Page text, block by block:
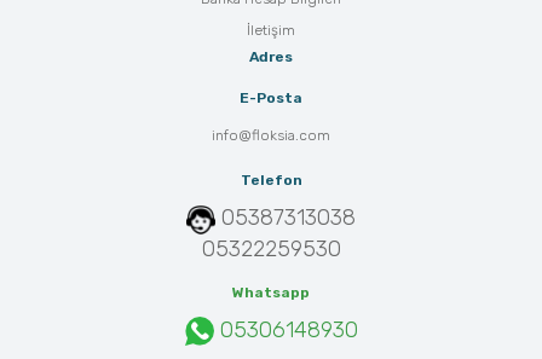
İletişim
Adres
E-Posta
info@floksia.com
Telefon
05387313038
05322259530
Whatsapp
05306148930